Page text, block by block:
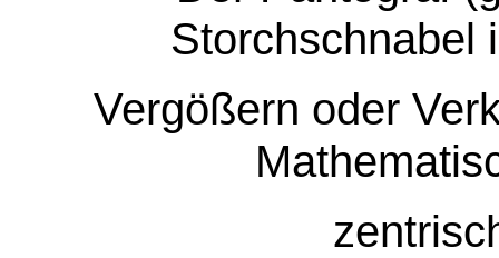
Storchschnabel
Vergößern oder